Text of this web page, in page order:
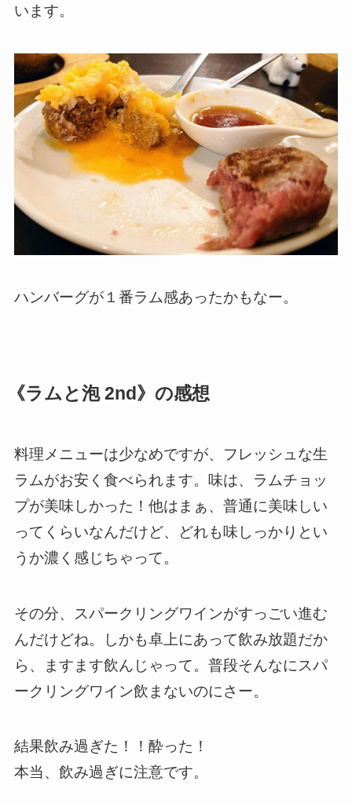
います。
ハンバーグが１番ラム感あったかもなー。
《ラムと泡 2nd》の感想
料理メニューは少なめですが、フレッシュな生
ラムがお安く食べられます。味は、ラムチョッ
プが美味しかった！他はまぁ、普通に美味しい
ってくらいなんだけど、どれも味しっかりとい
うか濃く感じちゃって。
その分、スパークリングワインがすっごい進む
んだけどね。しかも卓上にあって飲み放題だか
ら、ますます飲んじゃって。普段そんなにスパ
ークリングワイン飲まないのにさー。
結果飲み過ぎた！！酔った！
本当、飲み過ぎに注意です。